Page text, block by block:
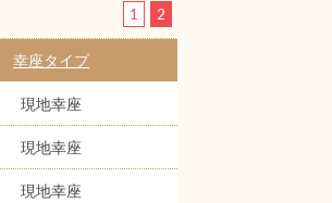
1 2
幸座タイプ
現地幸座
現地幸座
現地幸座